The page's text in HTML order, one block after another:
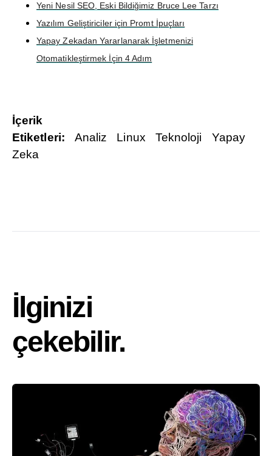
Yeni Nesil SEO, Eski Bildiğimiz Bruce Lee Tarzı
Yazılım Geliştiriciler için Promt İpuçları
Yapay Zekadan Yararlanarak İşletmenizi
Otomatikleştirmek İçin 4 Adım
İçerik
Etiketleri:
Analiz Linux Teknoloji
Yapay
Zeka
İlginizi
çekebilir.